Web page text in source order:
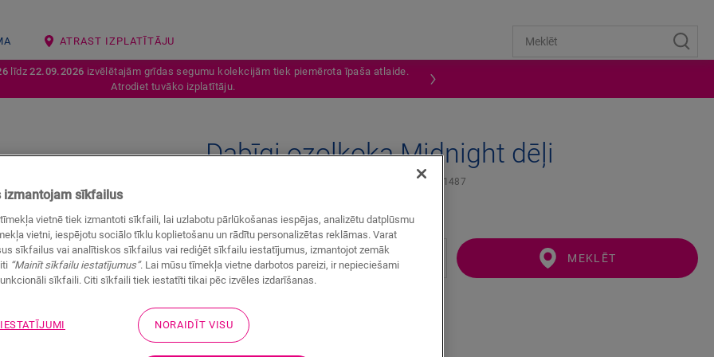
ATRAST IZPLATĪTĀJU
līdz22.09.2026 izvēlētajām grīdas segumu kolekcijām tiek piemērota īpaša atlaide.
Atrodiet tuvāko izplatītāju.
Dabīgi ozolkoka Midnight dēļi
QSINCP01487
MEKLĒT
izmantojam sīkfailus
vietnē tiek izmantoti sīkfaili, lai uzlabotu pārlūkošanas iespējas, analizētu datplūsmu
vietni, iespējotu sociālo tīklu koplietošanu un rādītu personalizētas reklāmas. Varat
sīkfailus vai analītiskos sīkfailus vai rediģēt sīkfailu iestatījumus, izmantojot zemāk
“Mainīt sīkfailu iestatījumus”. Lai mūsu tīmekļa vietne darbotos pareizi, ir nepieciešami
sīkfaili. Citi sīkfaili tiek iestatīti tikai pēc izvēles izdarīšanas.
NORAIDĪT VISU